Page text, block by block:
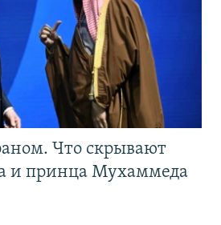
Что скрывают
и принца Мухаммеда